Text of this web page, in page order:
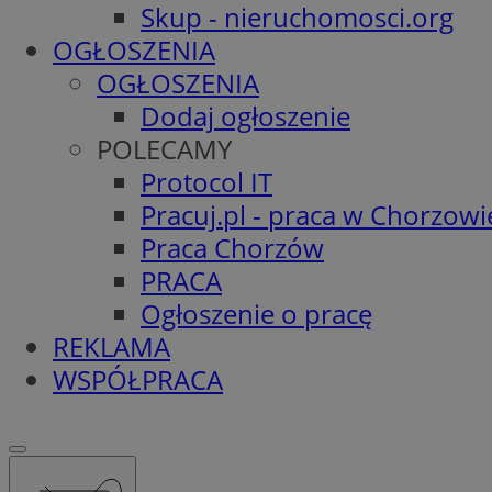
Skup - nieruchomosci.org
OGŁOSZENIA
OGŁOSZENIA
Dodaj ogłoszenie
POLECAMY
Protocol IT
Pracuj.pl - praca w
Praca Chorzów
PRACA
Ogłoszenie o pracę
REKLAMA
WSPÓŁPRACA